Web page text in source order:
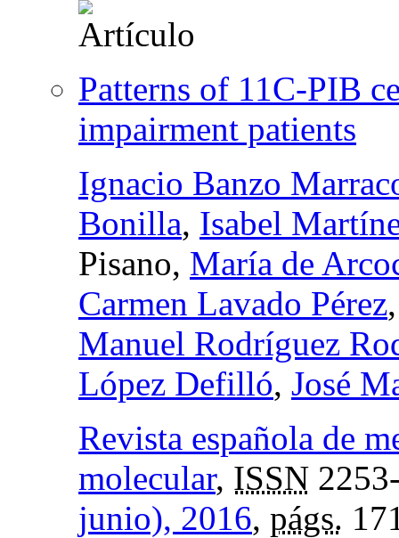
Patterns of 11C-PIB
impairment patients
Ignacio Banzo
Bonilla, Isabel
Pisano, María de
Carmen Lavado Pérez
Manuel Rodríguez
López Defilló, José
Revista española de
molecular, ISSN
junio), 2016, págs.